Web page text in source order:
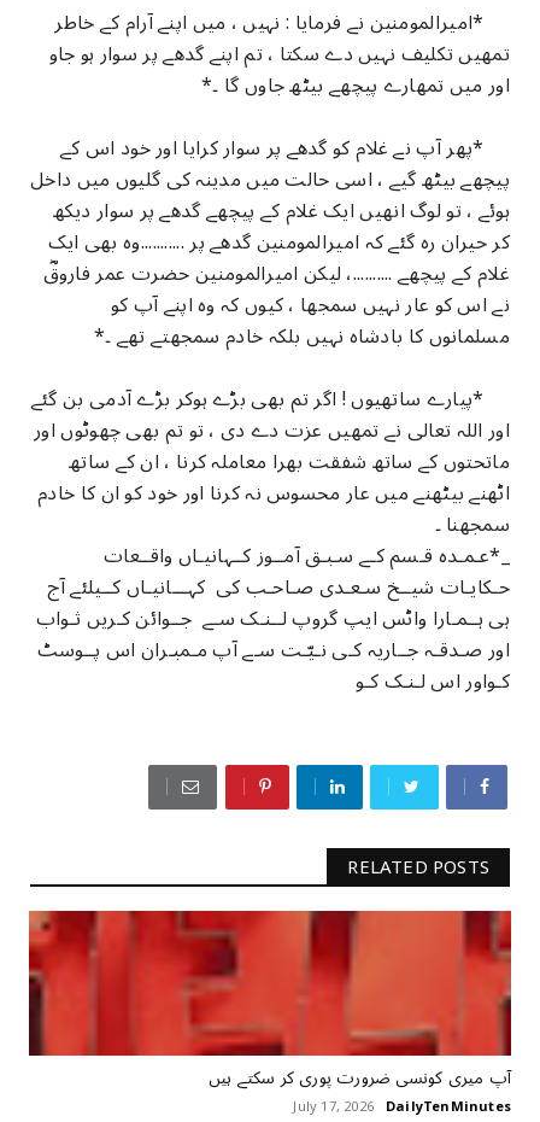
*امیرالمومنین نے فرمایا : نہیں ، میں اپنے آرام کے خاطر
تمھیں تکلیف نہیں دے سکتا ، تم اپنے گدھے پر سوار ہو جاو
اور میں تمھارے پیچھے بیٹھ جاوں گا ۔*
*پھر آپ نے غلام کو گدھے پر سوار کرایا اور خود اس کے
پیچھے بیٹھ گیے ، اسی حالت میں مدینہ کی گلیوں میں داخل
ہوئے ، تو لوگ انھیں ایک غلام کے پیچھے گدھے پر سوار دیکھ
کر حیران رہ گئے کہ امیرالمومنین گدھے پر ...........وہ بھی ایک
غلام کے پیچھے ..........، لیکن امیرالمومنین حضرت عمر فاروقؓ
نے اس کو عار نہیں سمجھا ، کیوں کہ وہ اپنے آپ کو
مسلمانوں کا بادشاہ نہیں بلکہ خادم سمجھتے تھے ۔*
*پیارے ساتھیوں ! اگر تم بھی بڑے ہوکر بڑے آدمی بن گئے
اور اللہ تعالی نے تمھیں عزت دے دی ، تو تم بھی چھوٹوں اور
ماتحتوں کے ساتھ شفقت بھرا معاملہ کرنا ، ان کے ساتھ
اٹھنے بیٹھنے میں عار محسوس نہ کرنا اور خود کو ان کا خادم
سمجھنا ۔
_*عـمـدہ قـسم کـے سـبـق آمــوز کــہانیـاں واقــعات
حـکایـات شیــخ سـعـدی صـاحـب کی کہـــانیـاں کــیلئے آج
ہی ہــمـارا واٹس ایپ گروپ لــنـک سـے جــوائن کـریں ثـواب
اور صـدقـہ جــاریہ کـی نـیّـت سـے آپ مـمبـران اس پــوسٹ
کـواور اس لـنـک کـو
RELATED POSTS
آپ میری کونسی ضرورت پوری کر سکتے ہیں
DailyTenMinutes
July 17, 2026